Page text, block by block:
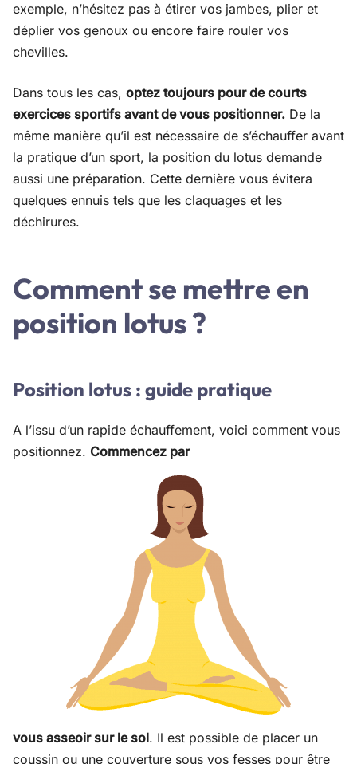
exemple, n’hésitez pas à étirer vos jambes, plier et
déplier vos genoux ou encore faire rouler vos
chevilles.
Dans tous les cas, optez toujours pour de courts
exercices sportifs avant de vous positionner. De la
même manière qu’il est nécessaire de s’échauffer avant
la pratique d’un sport, la position du lotus demande
aussi une préparation. Cette dernière vous évitera
quelques ennuis tels que les claquages et les
déchirures.
Comment se mettre en
position lotus ?
Position lotus : guide pratique
A l’issu d’un rapide échauffement, voici comment vous
positionnez. Commencez par
vous asseoir sur le sol. Il est possible de placer un
coussin ou une couverture sous vos fesses pour être